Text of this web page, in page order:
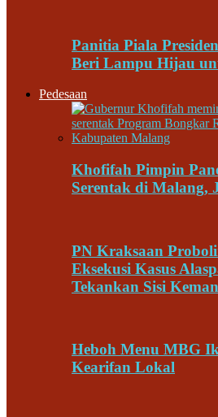
Panitia Piala
Beri Lampu Hijau
Pedesaan
Khofifah Pimpin
Serentak di
PN Kraksaan
Eksekusi Kasus
Tekankan Sisi
Heboh Menu MBG
Kearifan Lokal